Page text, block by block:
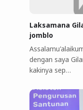
Laksamana
jomblo
dengan saya
kakinya sep…